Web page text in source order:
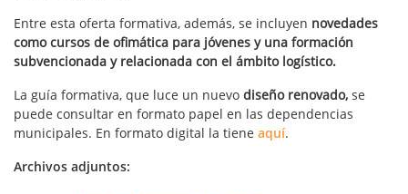
Entre esta oferta formativa, además, se incluyen novedades
como cursos de ofimática para jóvenes y una formación
subvencionada y relacionada con el ámbito logístico.
La guía formativa, que luce un nuevo diseño renovado, se
puede consultar en formato papel en las dependencias
municipales. En formato digital la tiene aquí.
Archivos adjuntos: